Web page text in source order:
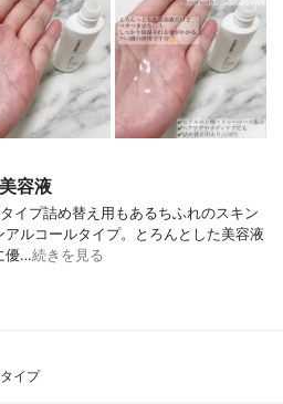
容液
イプ詰め替え用もあるちふれのスキン
ルコールタイプ。とろんとした美容液
優…続きを見る
イプ